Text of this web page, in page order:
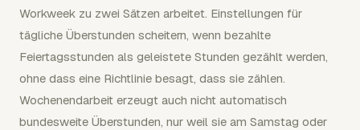
Workweek zu zwei Sätzen arbeitet. Einstellungen für
tägliche Überstunden scheitern, wenn bezahlte
Feiertagsstunden als geleistete Stunden gezählt werden,
ohne dass eine Richtlinie besagt, dass sie zählen.
Wochenendarbeit erzeugt auch nicht automatisch
bundesweite Überstunden, nur weil sie am Samstag oder